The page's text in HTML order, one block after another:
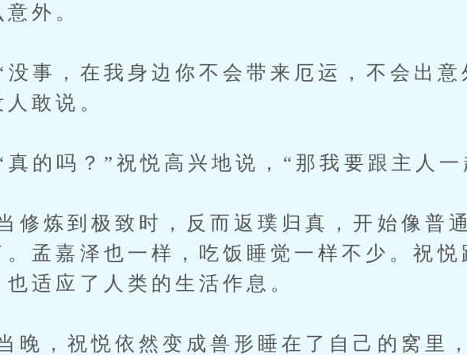
外。
事，在我身边你不会带来厄运，不会出意
敢说。
的吗？”祝悦高兴地说，“那我要跟主人一
炼到极致时，反而返璞归真，开始像普
。孟嘉泽也一样，吃饭睡觉一样不少。祝
也适应了人类的生活作息。
，祝悦依然变成兽形睡在了自己的窝里